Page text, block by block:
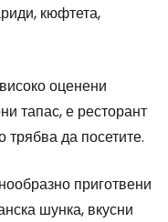
кюфтета,
оценени
тапас, е ресторант
да посетите.
приготвени
шунка, вкусни